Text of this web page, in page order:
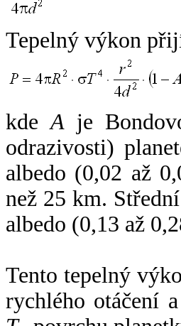
Tepelný výkon
kdeA je
odrazivosti)
albedo (0,02 až
než 25 km.
albedo (0,13 až
Tento tepelný
rychlého otáčení